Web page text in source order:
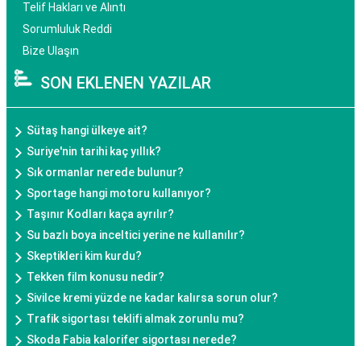
Telif Hakları ve Alıntı
Sorumluluk Reddi
Bize Ulaşın
SON EKLENEN YAZILAR
Sütaş hangi ülkeye ait?
Suriye'nin tarihi kaç yıllık?
Sık ormanlar nerede bulunur?
Sportage hangi motoru kullanıyor?
Taşınır Kodları kaça ayrılır?
Su bazlı boya inceltici yerine ne kullanılır?
Skeptikleri kim kurdu?
Tekken film konusu nedir?
Sivilce kremi yüzde ne kadar kalırsa sorun olur?
Trafik sigortası teklifi almak zorunlu mu?
Skoda Fabia kalorifer sigortası nerede?